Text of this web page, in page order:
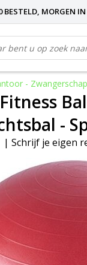
BESTELD, MORGEN
-
-
| Schrijf je eigen